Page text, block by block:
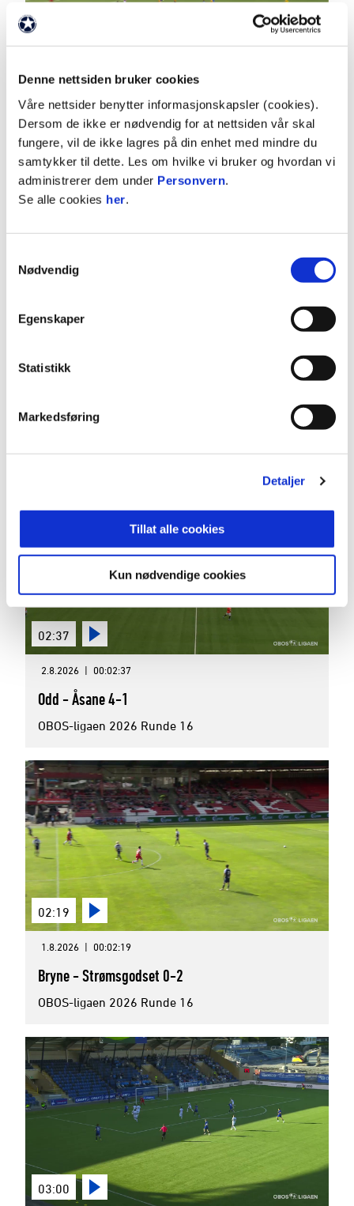
Denne nettsiden bruker cookies
Våre nettsider benytter informasjonskapsler (cookies).
Dersom de ikke er nødvendig for at nettsiden vår skal
fungere, vil de ikke lagres på din enhet med mindre du
samtykker til dette. Les om hvilke vi bruker og hvordan vi
administrerer dem under Personvern.
Se alle cookies her.
Nødvendig
Egenskaper
Statistikk
Markedsføring
Detaljer
Tillat alle cookies
Kun nødvendige cookies
03:00
2.8.2026 | 00:03:00
Hødd - Moss 2-1
OBOS-ligaen 2026 Runde 16
Egersund - Sandnes Ulf 2-0
02:37
2.8.2026 | 00:02:37
Odd - Åsane 4-1
OBOS-ligaen 2026 Runde 16
02:19
1.8.2026 | 00:02:19
Bryne - Strømsgodset 0-2
OBOS-ligaen 2026 Runde 16
03:00